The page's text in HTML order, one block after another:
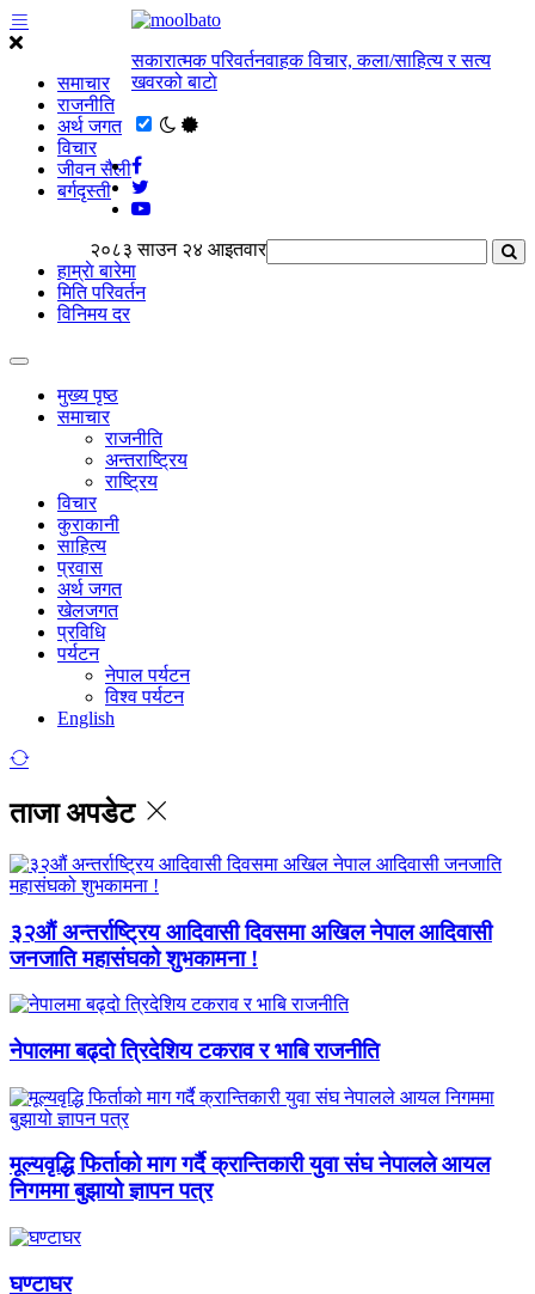
समाचार
राजनीति
अर्थ जगत
विचार
जीवन सैली
बर्गदृस्ती
सकारात्मक परिवर्तनवाहक विचार, कला/साहित्य र सत्य
खवरको बाटाे
२०८३ साउन २४ आइतवार
हाम्राे बारेमा
मिति परिवर्तन
विनिमय दर
मुख्य पृष्ठ
समाचार
राजनीति
अन्तराष्ट्रिय
राष्ट्रिय
विचार
कुराकानी
साहित्य
प्रवास
अर्थ जगत
खेलजगत
प्रविधि
पर्यटन
नेपाल पर्यटन
विश्व पर्यटन
English
ताजा अपडेट
३२औं अन्तर्राष्ट्रिय आदिवासी दिवसमा अखिल नेपाल आदिवासी
जनजाति महासंघको शुभकामना !
नेपालमा बढ्दो त्रिदेशिय टकराव र भाबि राजनीति
मूल्यवृद्धि फिर्ताको माग गर्दै क्रान्तिकारी युवा संघ नेपालले आयल
निगममा बुझायो ज्ञापन पत्र
घण्टाघर